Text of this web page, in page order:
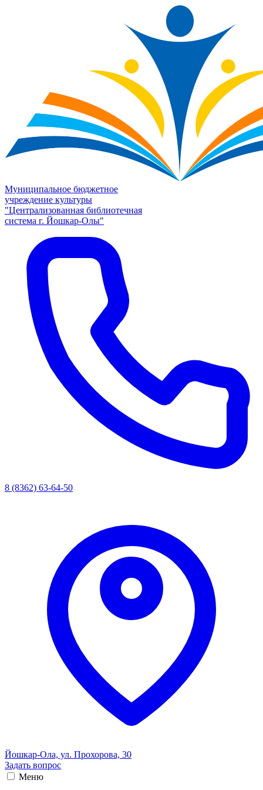
Муниципальное бюджетное
учреждение культуры
"Централизованная библиотечная
система г. Йошкар-Олы"
8 (8362) 63-64-50
Йошкар-Ола, ул. Прохорова, 30
Задать вопрос
Меню